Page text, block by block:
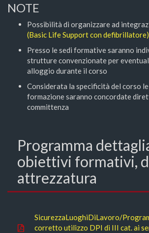
NOTE
Possibilità di organizzare ad
(Basic Life Support con defibrillatore)
Presso le sedi formative saranno
strutture convenzionate per
alloggio durante il corso
Considerata la specificità del corso
formazione saranno concordate
committenza
Programma
obiettivi formativi,
attrezzatura
SicurezzaLuoghiDiLavoro/
corretto utilizzo DPI di III cat. ai